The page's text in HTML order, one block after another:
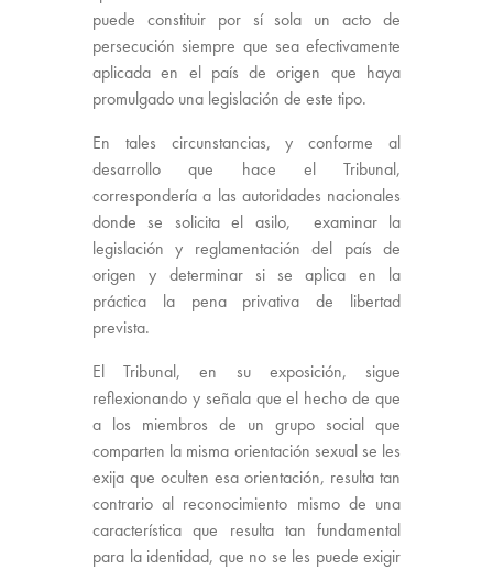
puede constituir por sí sola un acto de
persecución siempre que sea efectivamente
aplicada en el país de origen que haya
promulgado una legislación de este tipo.
En tales circunstancias, y conforme al
desarrollo que hace el Tribunal,
correspondería a las autoridades nacionales
donde se solicita el asilo, examinar la
legislación y reglamentación del país de
origen y determinar si se aplica en la
práctica la pena privativa de libertad
prevista.
El Tribunal, en su exposición, sigue
reflexionando y señala que el hecho de que
a los miembros de un grupo social que
comparten la misma orientación sexual se les
exija que oculten esa orientación, resulta tan
contrario al reconocimiento mismo de una
característica que resulta tan fundamental
para la identidad, que no se les puede exigir